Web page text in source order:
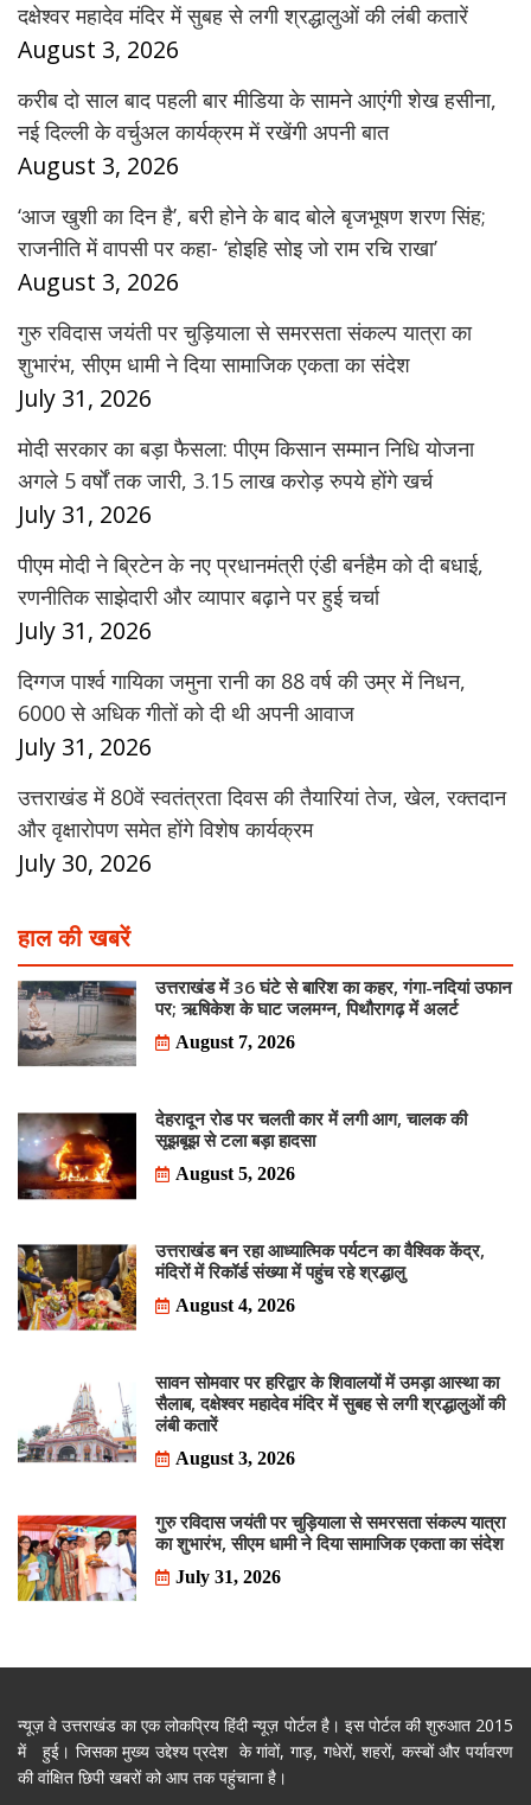
दक्षेश्वर महादेव मंदिर में सुबह से लगी श्रद्धालुओं की लंबी कतारें
August 3, 2026
करीब दो साल बाद पहली बार मीडिया के सामने आएंगी शेख हसीना,
नई दिल्ली के वर्चुअल कार्यक्रम में रखेंगी अपनी बात
August 3, 2026
‘आज खुशी का दिन है’, बरी होने के बाद बोले बृजभूषण शरण सिंह;
राजनीति में वापसी पर कहा- ‘होइहि सोइ जो राम रचि राखा’
August 3, 2026
गुरु रविदास जयंती पर चुड़ियाला से समरसता संकल्प यात्रा का
शुभारंभ, सीएम धामी ने दिया सामाजिक एकता का संदेश
July 31, 2026
मोदी सरकार का बड़ा फैसला: पीएम किसान सम्मान निधि योजना
अगले 5 वर्षों तक जारी, 3.15 लाख करोड़ रुपये होंगे खर्च
July 31, 2026
पीएम मोदी ने ब्रिटेन के नए प्रधानमंत्री एंडी बर्नहैम को दी बधाई,
रणनीतिक साझेदारी और व्यापार बढ़ाने पर हुई चर्चा
July 31, 2026
दिग्गज पार्श्व गायिका जमुना रानी का 88 वर्ष की उम्र में निधन,
6000 से अधिक गीतों को दी थी अपनी आवाज
July 31, 2026
उत्तराखंड में 80वें स्वतंत्रता दिवस की तैयारियां तेज, खेल, रक्तदान
और वृक्षारोपण समेत होंगे विशेष कार्यक्रम
July 30, 2026
हाल की खबरें
उत्तराखंड में 36 घंटे से बारिश का कहर, गंगा-नदियां उफान
पर; ऋषिकेश के घाट जलमग्न, पिथौरागढ़ में अलर्ट
August 7, 2026
देहरादून रोड पर चलती कार में लगी आग, चालक की
सूझबूझ से टला बड़ा हादसा
August 5, 2026
उत्तराखंड बन रहा आध्यात्मिक पर्यटन का वैश्विक केंद्र,
मंदिरों में रिकॉर्ड संख्या में पहुंच रहे श्रद्धालु
August 4, 2026
सावन सोमवार पर हरिद्वार के शिवालयों में उमड़ा आस्था का
सैलाब, दक्षेश्वर महादेव मंदिर में सुबह से लगी श्रद्धालुओं की
लंबी कतारें
August 3, 2026
गुरु रविदास जयंती पर चुड़ियाला से समरसता संकल्प यात्रा
का शुभारंभ, सीएम धामी ने दिया सामाजिक एकता का संदेश
July 31, 2026
न्यूज़ वे उत्तराखंड का एक लोकप्रिय हिंदी न्यूज़ पोर्टल है। इस पोर्टल की शुरुआत 2015
में हुई। जिसका मुख्य उद्देश्य प्रदेश के गांवों, गाड़, गधेरों, शहरों, कस्बों और पर्यावरण
की वांक्षित छिपी खबरों को आप तक पहुंचाना है।